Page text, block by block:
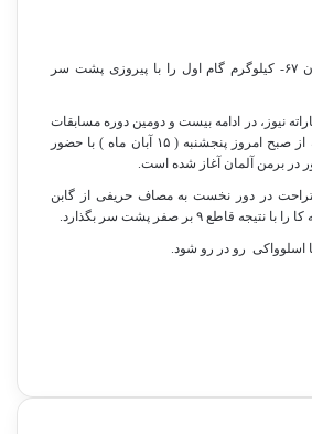
سعید احمدی نماینده وزن ۶۷- کیلوگرم گام اول را با پیروزی پشت سر
نیوز، در ادامه بیست و دومین دوره مسابقات
کاراته قهرمانی جهان که از صبح امروز پنجشنبه ( ۱۵ آبان ماه ) با حضور
در دور نخست به مصاف حریفی از گابن
قاطع ۹ بر صفر پشت سر بگذارد.
اسلوواکی رو در رو شود.